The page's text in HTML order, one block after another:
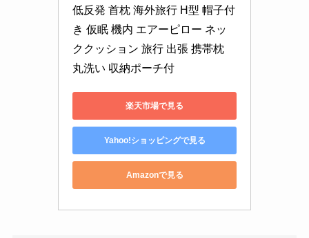
低反発 首枕 海外旅行 H型 帽子付
き 仮眠 機内 エアーピロー ネッ
ククッション 旅行 出張 携帯枕
丸洗い 収納ポーチ付
楽天市場で見る
Yahoo!ショッピングで見る
Amazonで見る